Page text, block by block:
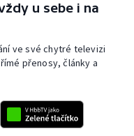
u sebe i na
ve své chytré televizi
přenosy, články a